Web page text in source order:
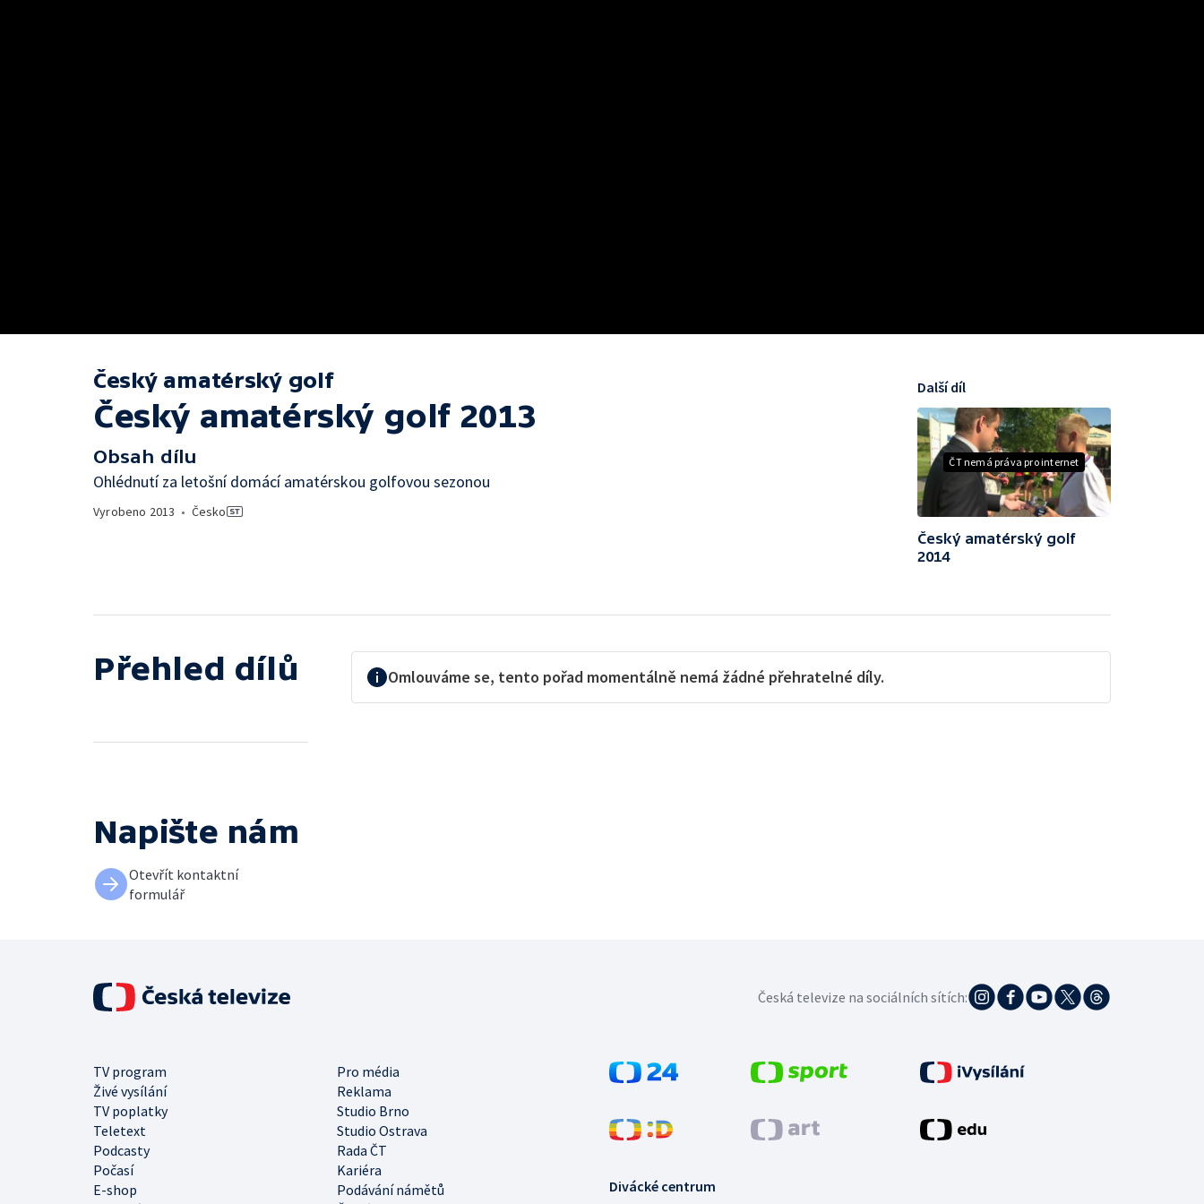
Český amatérský golf
Český amatérský golf 2013
Obsah dílu
Ohlédnutí za letošní domácí amatérskou golfovou sezonou
Vyrobeno 2013 • Česko
ČT nemá práva pro internet
Další díl
Český amatérský golf
2014
Přehled dílů Omlouváme se, tento pořad momentálně nemá žádné přehratelné díly.
Napište nám
Otevřít kontaktní
formulář
Divácké centrum
TV program
Pro média
Živé vysílání
Reklama
TV poplatky
Studio Brno
Teletext
Studio Ostrava
Podcasty
Rada ČT
Počasí
Kariéra
E-shop
Podávání námětů
Česká televize na sociálních sítích: